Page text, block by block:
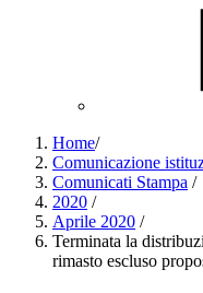
Home/
Comunicazione
Comunicati Stampa /
2020 /
Aprile 2020 /
Terminata la
rimasto escluso